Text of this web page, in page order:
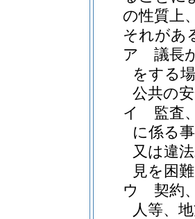
の性質上
それがあ
ア
議長
をする
公共の
イ
監査
に係る
又は違
見を困
ウ
契約
人等、